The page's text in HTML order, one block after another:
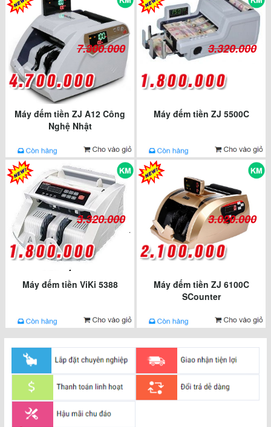
7.300.000
Máy đếm tiền ZJ A12 Công
Nghệ Nhật
3.320.000
Máy đếm tiền ZJ 5500C
3.320.000
Máy đếm tiền ViKi 5388
3.020.000
Máy đếm tiền ZJ 6100C
SCounter